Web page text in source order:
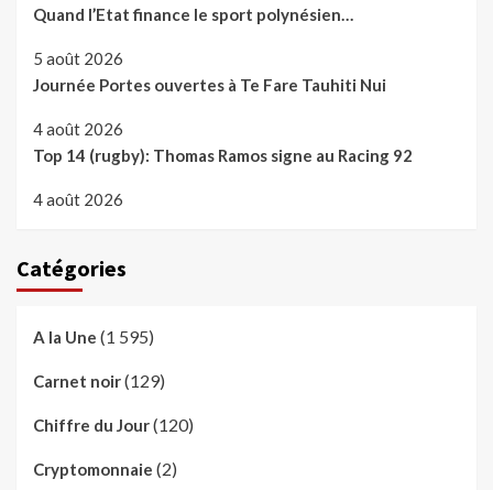
Quand l’Etat finance le sport polynésien…
5 août 2026
Journée Portes ouvertes à Te Fare Tauhiti Nui
4 août 2026
Top 14 (rugby): Thomas Ramos signe au Racing 92
4 août 2026
Catégories
A la Une (1 595)
Carnet noir(129)
Chiffre du Jour(120)
Cryptomonnaie (2)